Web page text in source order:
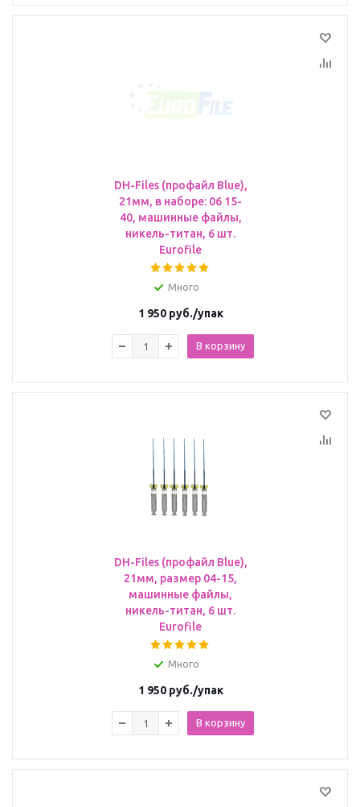
DH-Files (профайл Blue),
21мм, в наборе: 06 15-
40, машинные файлы,
никель-титан, 6 шт.
Eurofile
Много
1 950руб./упак
В корзину
DH-Files (профайл Blue),
21мм, размер 04-15,
машинные файлы,
никель-титан, 6 шт.
Eurofile
Много
1 950руб./упак
В корзину